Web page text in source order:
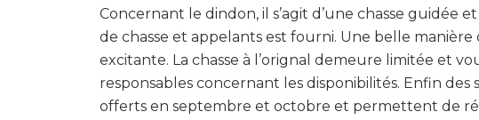
Concernant le dindon, il s’agit d’une chasse
de chasse et appelants est fourni. Une belle manière
excitante. La chasse à l’orignal demeure limitée et
responsables concernant les disponibilités. Enfin des
offerts en septembre et octobre et permettent de